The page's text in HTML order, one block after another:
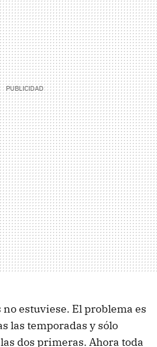
no estuviese. El problema es
las temporadas y sólo
dos primeras. Ahora toda